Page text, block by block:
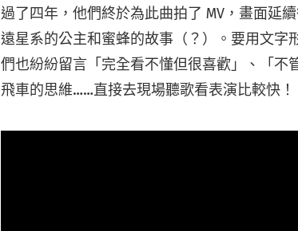
過了四年，他們終於為此曲拍了 MV，畫面延
遠星系的公主和蜜蜂的故事（？）。要用文字
們也紛紛留言「完全看不懂但很喜歡」、「不
飛車的思維……直接去現場聽歌看表演比較快！